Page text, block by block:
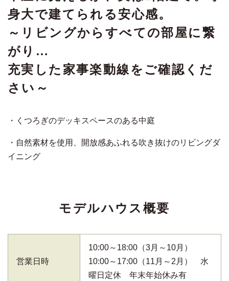
身大で建てられる安心感。
～リビングからすべての部屋に繋
がり…
充実した家事楽動線をご確認くだ
さい～
・くつろぎのデッキスペースのある中庭
・自然素材を使用、開放感あふれる吹き抜けのリビングダ
イニング
モデルハウス概要
営業日時
10:00～18:00（3月～10月）
10:00～17:00（11月～2月） 水
曜日定休 年末年始休み有